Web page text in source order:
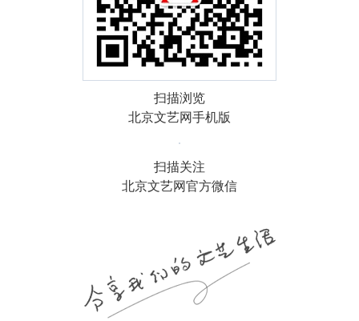
扫描浏览
北京文艺网手机版
扫描关注
北京文艺网官方微信